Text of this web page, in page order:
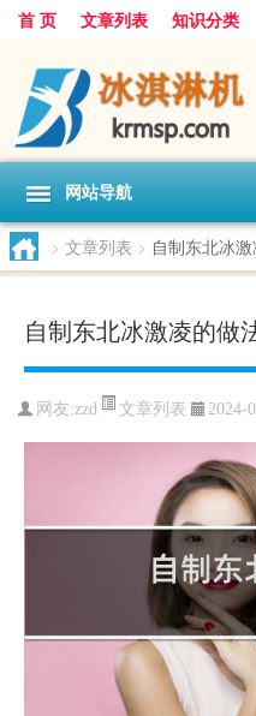
首 页 文章列表 知识分类
网站导航
> 文章列表 > 自制东北冰
自制东北冰激凌的做
网友:zzd 文章列表 2024-